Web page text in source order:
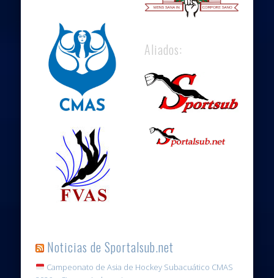
Aliados:
Noticias de Sportalsub.net
Campeonato de Asia de Hockey Subacuático CMAS